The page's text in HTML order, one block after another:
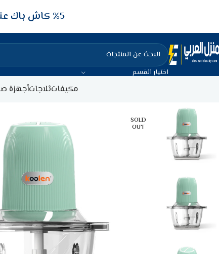
5‎% كاش باك عند الدفع عن طريق الفيزا البنكيه
اختيار القسم
مكيفاتثلاجاتأجهزة
SOLD
OUT